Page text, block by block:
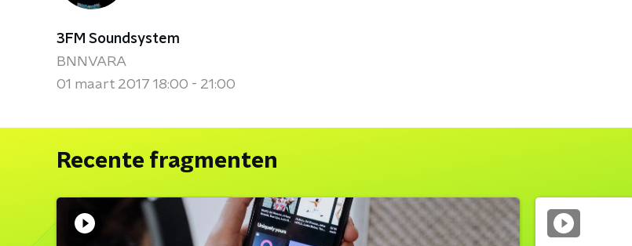
3FM Soundsystem
BNNVARA
01 maart 2017 18:00 - 21:00
Recente fragmenten